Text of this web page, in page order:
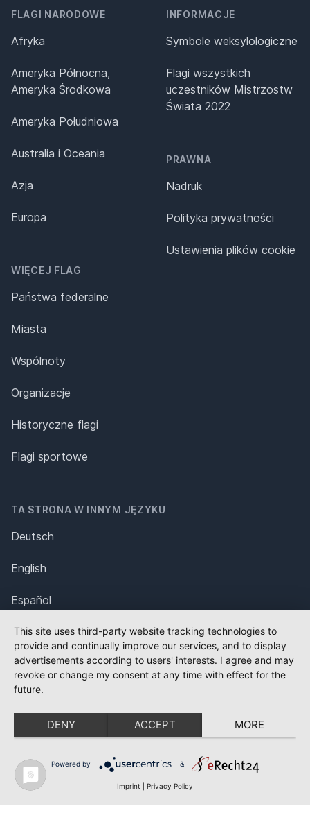
FLAGI NARODOWE
Afryka
Ameryka Północna,
Ameryka Środkowa
Ameryka Południowa
Australia i Oceania
Azja
Europa
WIĘCEJ FLAG
Państwa federalne
Miasta
Wspólnoty
Organizacje
Historyczne flagi
Flagi sportowe
INFORMACJE
Symbole weksylologiczne
Flagi wszystkich
uczestników Mistrzostw
Świata 2022
PRAWNA
Nadruk
Polityka prywatności
Ustawienia plików cookie
TA STRONA W INNYM JĘZYKU
Deutsch
English
Español
Français
Italiano
Português
Nederlands
Svenska
This site uses third-party website tracking technologies to
provide and continually improve our services, and to display
advertisements according to users' interests. I agree and may
revoke or change my consent at any time with effect for the
future.
DENY ACCEPT MORE
Powered by &
Imprint Privacy Policy